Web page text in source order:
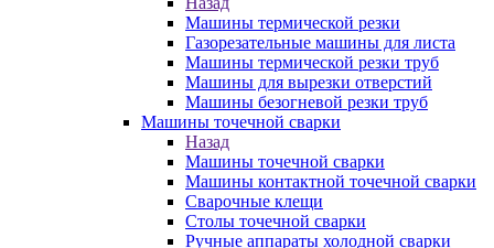
Машины термической резки
Газорезательные машины для листа
Машины термической резки труб
Машины для вырезки отверстий
Машины безогневой резки труб
Машины точечной сварки
Назад
Машины точечной сварки
Машины контактной точечной сварки
Сварочные клещи
Столы точечной сварки
Ручные аппараты холодной сварки